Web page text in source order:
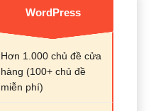
WordPress
Hơn 1.000 chủ đề cửa
hàng (100+ chủ đề
miễn phí)